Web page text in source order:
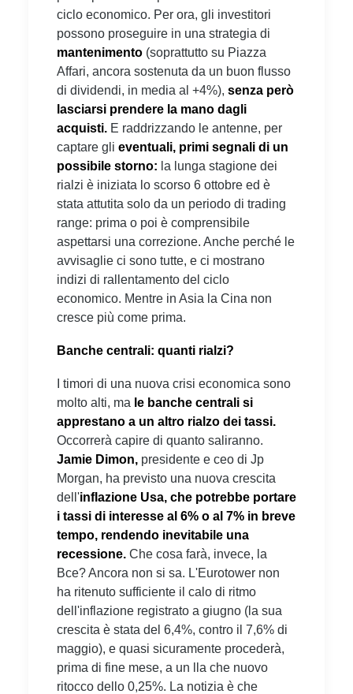
ciclo economico. Per ora, gli investitori
possono proseguire in una strategia di
mantenimento (soprattutto su Piazza
Affari, ancora sostenuta da un buon flusso
di dividendi, in media al +4%), senza però
lasciarsi prendere la mano dagli
acquisti. E raddrizzando le antenne, per
captare gli eventuali, primi segnali di un
possibile storno: la lunga stagione dei
rialzi è iniziata lo scorso 6 ottobre ed è
stata attutita solo da un periodo di trading
range: prima o poi è comprensibile
aspettarsi una correzione. Anche perché le
avvisaglie ci sono tutte, e ci mostrano
indizi di rallentamento del ciclo
economico. Mentre in Asia la Cina non
cresce più come prima.
Banche centrali: quanti rialzi?
I timori di una nuova crisi economica sono
molto alti, ma le banche centrali si
apprestano a un altro rialzo dei tassi.
Occorrerà capire di quanto saliranno.
Jamie Dimon, presidente e ceo di Jp
Morgan, ha previsto una nuova crescita
dell'inflazione Usa, che potrebbe portare
i tassi di interesse al 6% o al 7% in breve
tempo, rendendo inevitabile una
recessione. Che cosa farà, invece, la
Bce? Ancora non si sa. L'Eurotower non
ha ritenuto sufficiente il calo di ritmo
dell'inflazione registrato a giugno (la sua
crescita è stata del 6,4%, contro il 7,6% di
maggio), e quasi sicuramente procederà,
prima di fine mese, a un lla che nuovo
ritocco dello 0,25%. La notizia è che